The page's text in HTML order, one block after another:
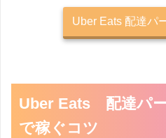
Uber Eats 配達パ
Uber Eats 配達パ
で稼ぐコツ